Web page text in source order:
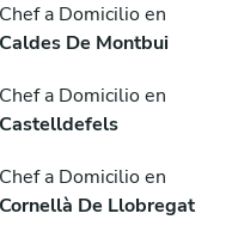
Chef a Domicilio en
Caldes De Montbui
Chef a Domicilio en
Castelldefels
Chef a Domicilio en
Cornellà De Llobregat